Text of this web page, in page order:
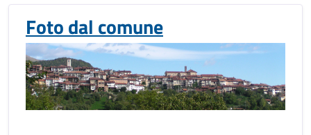
Foto dal comune